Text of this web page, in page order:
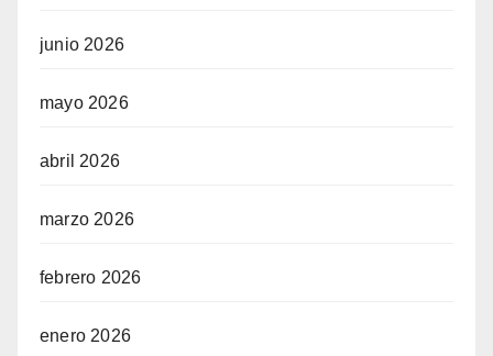
junio 2026
mayo 2026
abril 2026
marzo 2026
febrero 2026
enero 2026